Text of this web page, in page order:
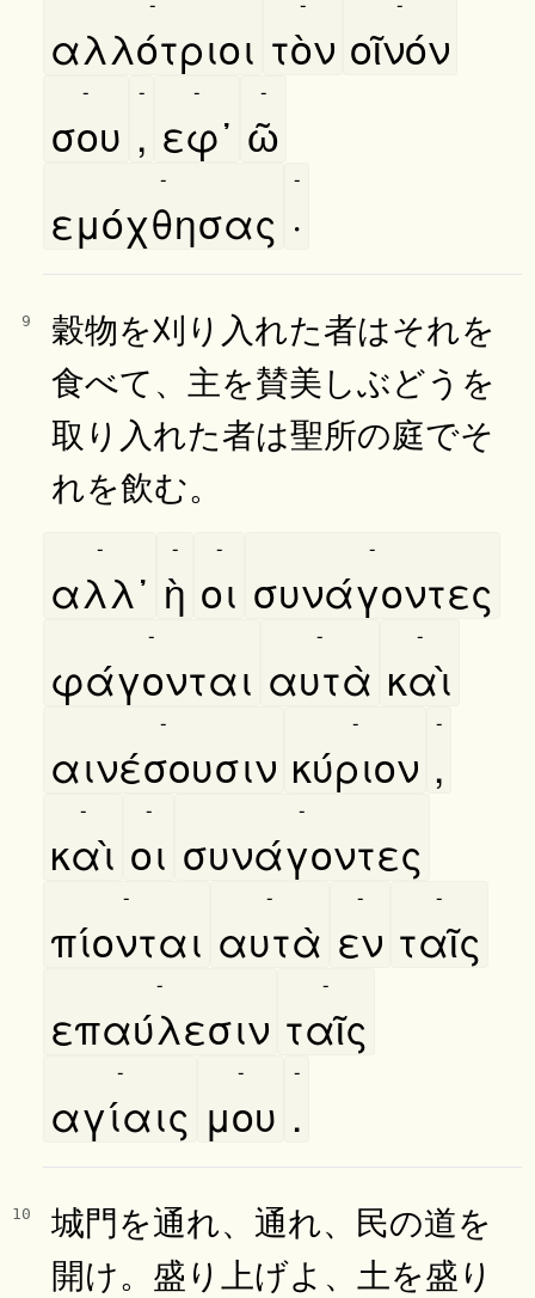
αλλότριοι τὸν οῖνόν
σου
-
,
-
εφ᾿
-
ῶ
-
εμόχθησας
-
·
-
9
穀物を刈り入れた者はそれを
食べて、主を賛美しぶどうを
取り入れた者は聖所の庭でそ
れを飲む。
αλλ᾿
-
ὴ
-
οι
-
συνάγοντες
-
φάγονται
-
αυτὰ
-
καὶ
-
αινέσουσιν
-
κύριον
-
,
-
καὶ
-
οι
-
συνάγοντες
-
πίονται
-
αυτὰ
-
εν
-
ταῖς
-
επαύλεσιν
-
ταῖς
-
αγίαις
-
μου
-
.
-
10
城門を通れ、通れ、民の道を
開け。盛り上げよ、土を盛り